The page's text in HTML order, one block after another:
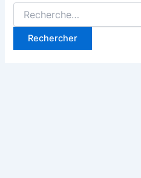
Rechercher :